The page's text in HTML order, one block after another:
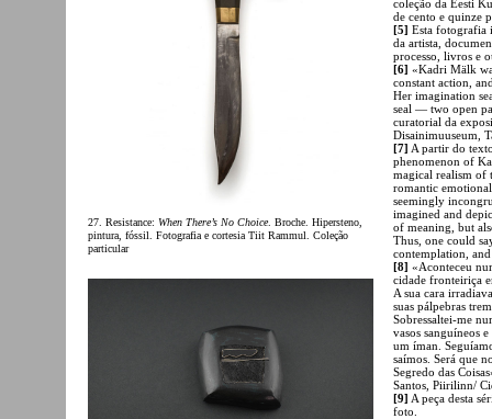
27. Resistance: When There’s No Choice. Broche. Hipersteno,
pintura, fóssil. Fotografia e cortesia Tiit Rammul. Coleção
particular
coleção da Eesti
de cento e quinze
[5] Esta fotografia
da artista,
processo, livros e
[6] «Kadri Mälk
constant action,
Her imagination
seal — two open
curatorial da
Disainimuuseum,
[7] A partir do
phenomenon of
magical realism of
romantic
seemingly
imagined and
of meaning, but
Thus, one could
contemplation,
[8] «Aconteceu
cidade fronteiriça
A sua cara
suas pálpebras
Sobressaltei-me
vasos sanguíneos
um íman.
saímos. Será que
Segredo das
Santos, Piirilinn/
[9] A peça desta
foto.